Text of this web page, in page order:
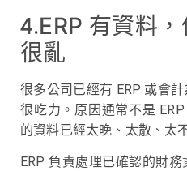
4.ERP 有資料
很亂
很多公司已經有 ERP 或會
很吃力。原因通常不是
的資料已經太晚、太散、太
ERP 負責處理已確認的財